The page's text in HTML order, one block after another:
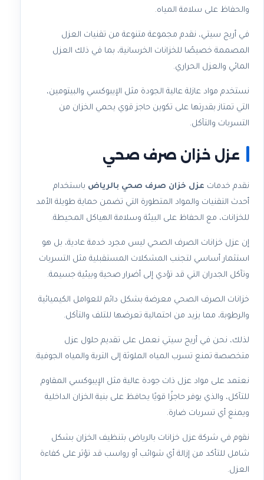
والحفاظ على سلامة المياه.
في أريج سيتي، نقدم مجموعة متنوعة من تقنيات العزل
المصممة خصيصًا للخزانات الخرسانية، بما في ذلك العزل
المائي والعزل الحراري.
نستخدم مواد عازلة عالية الجودة مثل الإيبوكسي والبيتومين،
التي تمتاز بقدرتها على تكوين حاجز قوي يحمي الخزان من
التسربات والتآكل.
عزل خزان صرف صحي
نقدم خدمات عزل خزان صرف صحي بالرياض باستخدام
أحدث التقنيات والمواد المتطورة التي تضمن حماية طويلة الأمد
للخزانات، مع الحفاظ على البيئة وسلامة الهياكل المحيطة.
إن عزل خزانات الصرف الصحي ليس مجرد خدمة عادية، بل هو
استثمار أساسي لتجنب المشكلات المستقبلية مثل التسربات
وتآكل الجدران التي قد تؤدي إلى أضرار صحية وبيئية جسيمة.
خزانات الصرف الصحي معرضة بشكل دائم للعوامل الكيميائية
والرطوبة، مما يزيد من احتمالية تعرضها للتلف والتآكل.
لذلك، نحن في أريج سيتي نعمل على تقديم حلول عزل
متخصصة تمنع تسرب المياه الملوثة إلى التربة والمياه الجوفية.
نعتمد على مواد عزل ذات جودة عالية مثل الإيبوكسي المقاوم
للتآكل، والذي يوفر حاجزًا قويًا يحافظ على بنية الخزان الداخلية
ويمنع أي تسربات ضارة.
نقوم في شركة عزل خزانات بالرياض بتنظيف الخزان بشكل
شامل للتأكد من إزالة أي شوائب أو رواسب قد تؤثر على كفاءة
العزل.